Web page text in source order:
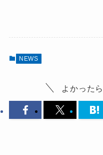
NEWS
よかった